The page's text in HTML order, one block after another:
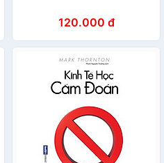
120.000 đ